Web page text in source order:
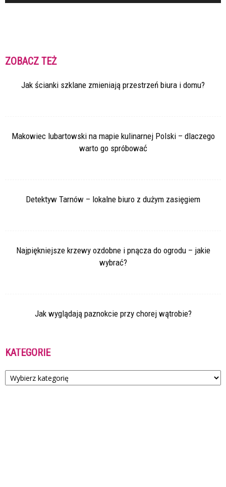
ZOBACZ TEŻ
Jak ścianki szklane zmieniają przestrzeń biura i domu?
Makowiec lubartowski na mapie kulinarnej Polski – dlaczego
warto go spróbować
Detektyw Tarnów – lokalne biuro z dużym zasięgiem
Najpiękniejsze krzewy ozdobne i pnącza do ogrodu – jakie
wybrać?
Jak wyglądają paznokcie przy chorej wątrobie?
KATEGORIE
Kategorie